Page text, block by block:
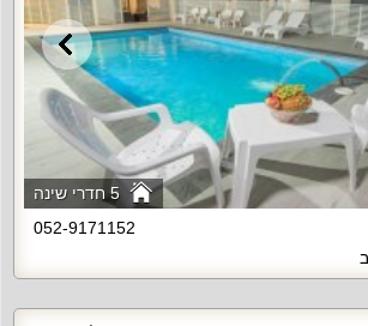
5 חדרי שינה
052-9171152